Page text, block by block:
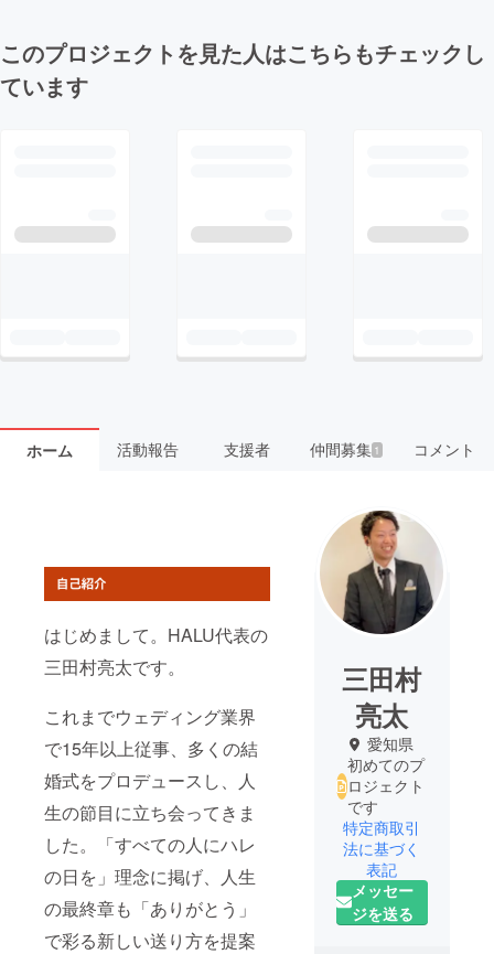
このプロジェクトを見た人はこちらもチェックし
ています
ホーム 活動報告 支援者 仲間募集 1 コメント
はじめまして。HALU代表の
三田村亮太です。
これまでウェディング業界
で15年以上従事、多くの結
婚式をプロデュースし、人
生の節目に立ち会ってきま
した。「すべての人にハレ
の日を」理念に掲げ、人生
の最終章も「ありがとう」
で彩る新しい送り方を提案
三田村
亮太
愛知県
初めてのプ
ロジェクト
です
特定商取引
法に基づく
表記
メッセー
ジを送る